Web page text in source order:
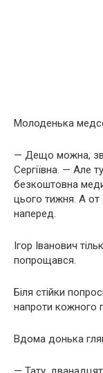
Молоденька
— Дещо можна,
Сергіївна. — Але
безкоштовна
цього тижня. А от
наперед.
Ігор Іванович
попрощався.
Біля стійки
напроти кожного
Вдома донька